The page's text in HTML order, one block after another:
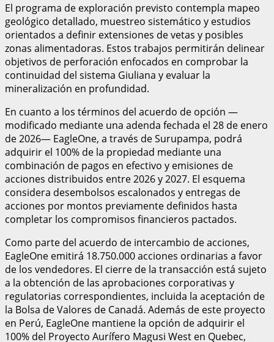
El programa de exploración previsto contempla mapeo
geológico detallado, muestreo sistemático y estudios
orientados a definir extensiones de vetas y posibles
zonas alimentadoras. Estos trabajos permitirán delinear
objetivos de perforación enfocados en comprobar la
continuidad del sistema Giuliana y evaluar la
mineralización en profundidad.
En cuanto a los términos del acuerdo de opción —
modificado mediante una adenda fechada el 28 de enero
de 2026— EagleOne, a través de Surupampa, podrá
adquirir el 100% de la propiedad mediante una
combinación de pagos en efectivo y emisiones de
acciones distribuidos entre 2026 y 2027. El esquema
considera desembolsos escalonados y entregas de
acciones por montos previamente definidos hasta
completar los compromisos financieros pactados.
Como parte del acuerdo de intercambio de acciones,
EagleOne emitirá 18.750.000 acciones ordinarias a favor
de los vendedores. El cierre de la transacción está sujeto
a la obtención de las aprobaciones corporativas y
regulatorias correspondientes, incluida la aceptación de
la Bolsa de Valores de Canadá. Además de este proyecto
en Perú, EagleOne mantiene la opción de adquirir el
100% del Proyecto Aurífero Magusi West en Quebec,